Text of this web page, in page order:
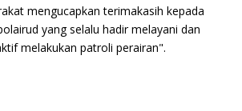
mengucapkan terimakasih kepada
yang selalu hadir melayani dan
melakukan patroli perairan".